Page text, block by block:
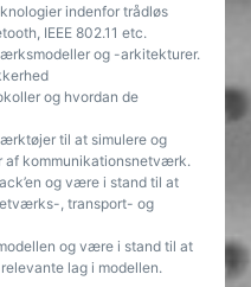
indenfor trådløs
IEEE 802.11 etc.
og -arkitekturer.
og hvordan de
til at simulere og
af kommunikationsnetværk.
og være i stand til at
, transport- og
og være i stand til at
lag i modellen.